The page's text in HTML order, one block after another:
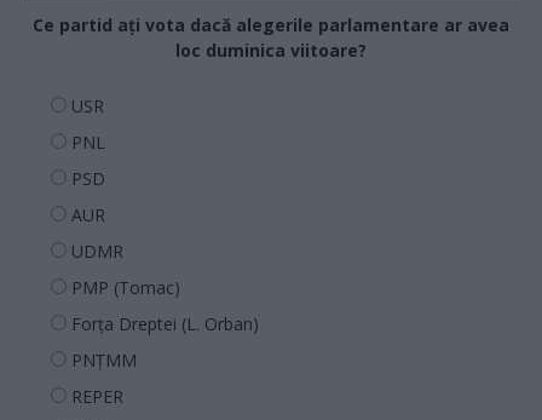
Ce partid ați vota dacă alegerile parlamentare ar avea
loc duminica viitoare?
USR
PNL
PSD
AUR
UDMR
PMP (Tomac)
Forța Dreptei (L. Orban)
PNȚMM
REPER